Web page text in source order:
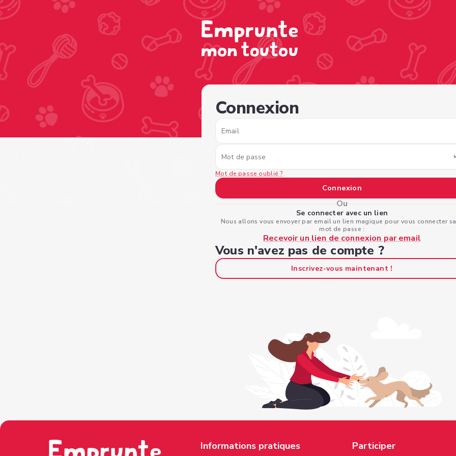
Connexion
Email
Mot de passe
Mot de passe oublié ?
Connexion
Ou
Se connecter avec un lien
Nous allons vous envoyer par email un lien magique pour vous connecter
mot de passe :
Recevoir un lien de connexion par email
Vous n'avez pas de compte ?
Inscrivez-vous maintenant !
Informations pratiques Participer
/sign-in?nextPage=%2Fview-profile%2F8ae15918-cafa-4741-bb9e-81c856a5564a